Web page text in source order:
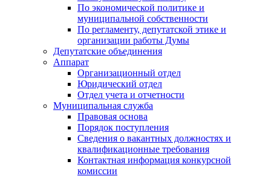
По экономической политике и
муниципальной собственности
По регламенту, депутатской этике и
организации работы Думы
Депутатские объединения
Аппарат
Организационный отдел
Юридический отдел
Отдел учета и отчетности
Муниципальная служба
Правовая основа
Порядок поступления
Сведения о вакантных должностях и
квалификационные требования
Контактная информация конкурсной
комиссии